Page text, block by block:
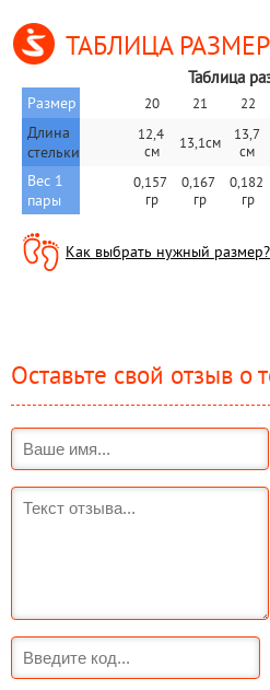
ТАБЛИЦА
Таблица
Размер 20 21 22
Длина
стельки
12,4
cм
13,1см
13,7
см
Вес 1
пары
0,157
гр
0,167
гр
0,182
гр
Как выбрать нужный размер?
Оставьте свой отзыв о